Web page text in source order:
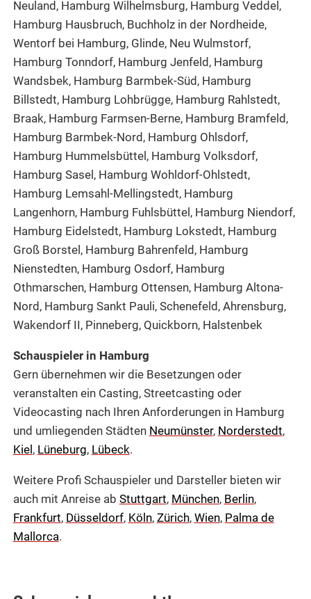
Neuland, Hamburg Wilhelmsburg, Hamburg Veddel,
Hamburg Hausbruch, Buchholz in der Nordheide,
Wentorf bei Hamburg, Glinde, Neu Wulmstorf,
Hamburg Tonndorf, Hamburg Jenfeld, Hamburg
Wandsbek, Hamburg Barmbek-Süd, Hamburg
Billstedt, Hamburg Lohbrügge, Hamburg Rahlstedt,
Braak, Hamburg Farmsen-Berne, Hamburg Bramfeld,
Hamburg Barmbek-Nord, Hamburg Ohlsdorf,
Hamburg Hummelsbüttel, Hamburg Volksdorf,
Hamburg Sasel, Hamburg Wohldorf-Ohlstedt,
Hamburg Lemsahl-Mellingstedt, Hamburg
Langenhorn, Hamburg Fuhlsbüttel, Hamburg Niendorf,
Hamburg Eidelstedt, Hamburg Lokstedt, Hamburg
Groß Borstel, Hamburg Bahrenfeld, Hamburg
Nienstedten, Hamburg Osdorf, Hamburg
Othmarschen, Hamburg Ottensen, Hamburg Altona-
Nord, Hamburg Sankt Pauli, Schenefeld, Ahrensburg,
Wakendorf II, Pinneberg, Quickborn, Halstenbek
Schauspieler in Hamburg
Gern übernehmen wir die Besetzungen oder
veranstalten ein Casting, Streetcasting oder
Videocasting nach Ihren Anforderungen in Hamburg
und umliegenden Städten Neumünster, Norderstedt,
Kiel, Lüneburg, Lübeck.
Weitere Profi Schauspieler und Darsteller bieten wir
auch mit Anreise ab Stuttgart, München, Berlin,
Frankfurt, Düsseldorf, Köln, Zürich, Wien, Palma de
Mallorca.